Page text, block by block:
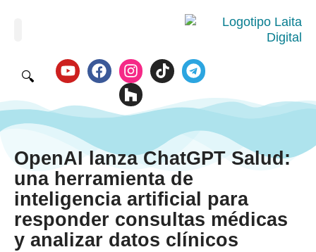
🔍
OpenAI lanza ChatGPT Salud:
una herramienta de
inteligencia artificial para
responder consultas médicas
y analizar datos clínicos